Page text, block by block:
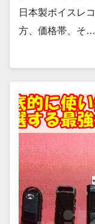
日本製ボイスレ
方、価格帯、そ…